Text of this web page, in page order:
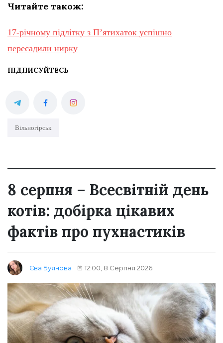
Читайте також:
17-річному підлітку з Пʼятихаток успішно
пересадили нирку
ПІДПИСУЙТЕСЬ
Вільногірськ
8 серпня – Всесвітній день
котів: добірка цікавих
фактів про пухнастиків
Єва Буянова 12:00, 8 Серпня 2026